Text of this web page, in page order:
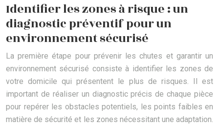
Identifier les zones à risque : un
diagnostic préventif pour un
environnement sécurisé
La première étape pour prévenir les chutes et garantir un
environnement sécurisé consiste à identifier les zones de
votre domicile qui présentent le plus de risques. Il est
important de réaliser un diagnostic précis de chaque pièce
pour repérer les obstacles potentiels, les points faibles en
matière de sécurité et les zones nécessitant une adaptation.